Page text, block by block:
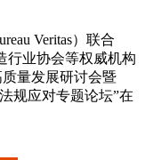
Veritas）联合
行业协会等权威机构
量发展研讨会暨
规应对专题论坛”在